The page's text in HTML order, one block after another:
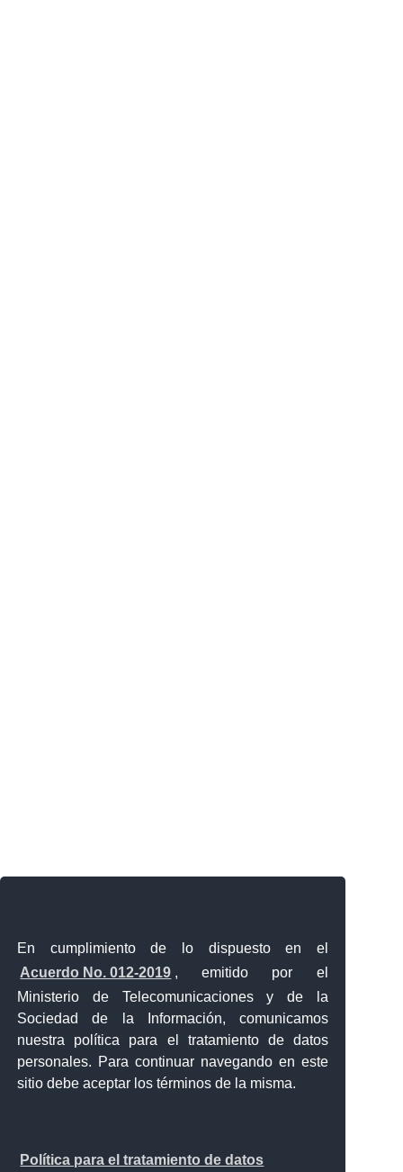
En cumplimiento de lo dispuesto en el
Acuerdo No. 012-2019 , emitido por el
Ministerio de Telecomunicaciones y de la
Sociedad de la Información, comunicamos
nuestra política para el tratamiento de datos
personales. Para continuar navegando en este
sitio debe aceptar los términos de la misma.
Política para el tratamiento de datos